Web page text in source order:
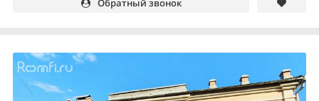
Обратный звонок